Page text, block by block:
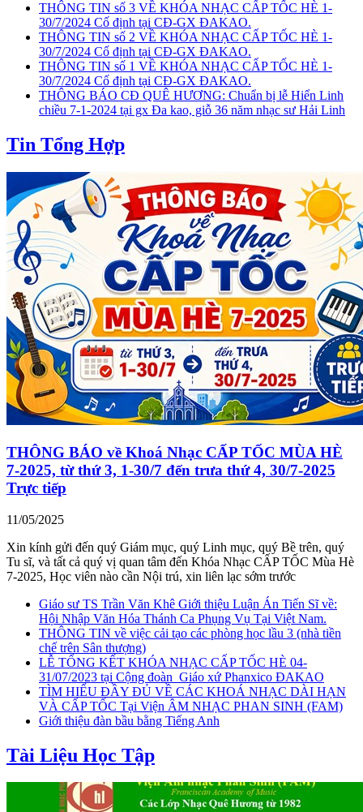
THÔNG TIN số 3 VỀ KHÓA NHẠC CẤP TỐC HÈ 1-
30/7/2024 Cố định tại CĐ-GX ĐAKAO.
THÔNG TIN số 2 VỀ KHÓA NHẠC CẤP TỐC HÈ 1-
30/7/2024 Cố định tại CĐ-GX ĐAKAO.
THÔNG TIN số 1 VỀ KHÓA NHẠC CẤP TỐC HÈ 1-
30/7/2024 Cố định tại CĐ-GX ĐAKAO.
THÔNG BÁO CĐ QUÊ HƯƠNG: Chuẩn bị lễ Hiển Linh
chiều 7-1-2024 tại gx Đa kao, giỗ 36 năm nhạc sư Hải Linh
Tin Tổng Hợp
THÔNG BÁO về Khoá Nhạc CẤP TỐC MÙA HÈ
7-2025, từ thứ 3, 1-30/7 đến trưa thứ 4, 30/7-2025
Trực tiếp
11/05/2025
Xin kính gửi đến quý Giám mục, quý Linh mục, quý Bề trên, quý
Tu sĩ, và tất cả quý vị quan tâm đến Khóa Nhạc CẤP TỐC Mùa Hè
7-2025, Học viên nào cần Nội trú, xin liên lạc sớm trước
Giáo sư TS Trần Văn Khê Giới thiệu Luận Án Tiến Sĩ về:
Hội Nhập Văn Hóa Thánh Ca Phụng Vụ Tại Việt Nam.
THÔNG TIN về việc cải tạo các phòng học lầu 3 (nhà tiền
chế trên Sân thượng)
LỄ TỔNG KẾT KHÓA NHẠC CẤP TỐC HÈ 04-
31/07/2023 tại Cộng đoàn_Giáo xứ Phanxico ĐAKAO
TÌM HIỂU ĐẦY ĐỦ VỀ CÁC KHOÁ NHẠC DÀI HẠN
VÀ CẤP TỐC Tại Viện ÂM NHẠC PHAN SINH (FAM)
Giới thiệu đàn bầu bằng Tiếng Anh
Tài Liệu Học Tập